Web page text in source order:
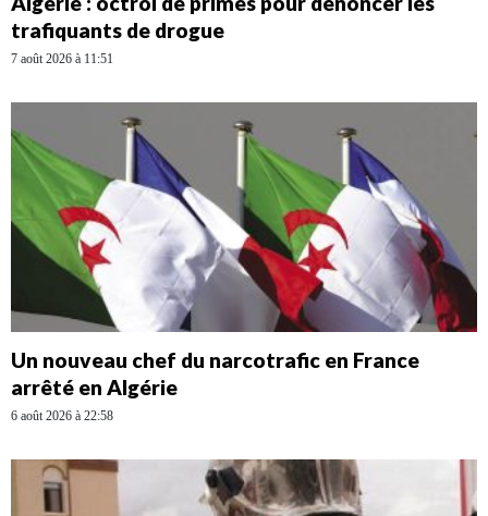
trafiquants de drogue
7 août 2026 à 11:51
Un nouveau chef du narcotrafic en France
arrêté en Algérie
6 août 2026 à 22:58